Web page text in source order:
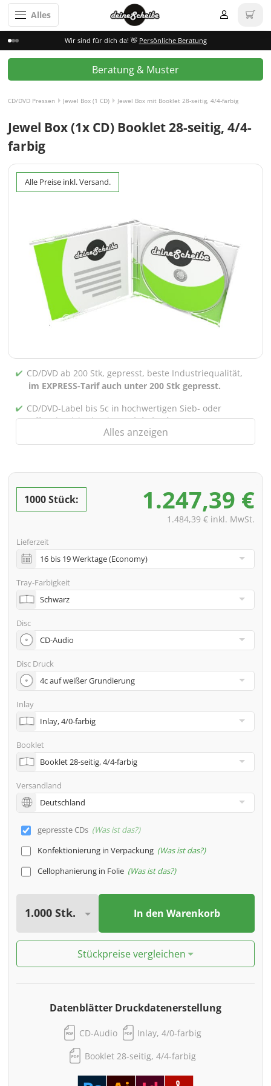
Alles
Wir sind für dich da! 👋 Persönliche Beratung
Beratung & Muster
CD/DVD Pressen Jewel Box (1 CD) Jewel Box mit Booklet 28-seitig, 4/4-farbig
Jewel Box (1x CD) Booklet 28-seitig, 4/4-
farbig
Alle Preise inkl. Versand.
CD/DVD ab 200 Stk, gepresst, beste Industriequalität,
im EXPRESS-Tarif auch unter 200 Stk gepresst.
CD/DVD-Label bis 5c in hochwertigen Sieb- oder
Offsetdruck bedruckt,auch bei gebrannten CDs/DVDs
inkl. PREMIUM Datencheck (Überprüfung der Daten ink.
Screenproof bzw. PDF-Ansichtsdatei vorab zur
inkl. Glasmaster (bei Pressung) & Versand an eine
Adresse
Viele weitere Möglichkeiten wie 2. Lieferadressen,
Neutraler Versand usw. gern auf Anfrage
Alles anzeigen
1000 Stück: 1.247,39 €
1.484,39 € inkl. MwSt.
Lieferzeit
Tray-Farbigkeit
Disc
Disc Druck
Inlay
Booklet
Versandland
gepresste CDs Was ist das?
Konfektionierung in Verpackung Was ist das?
Cellophanierung in Folie Was ist das?
In den Warenkorb
Stückpreise vergleichen
Datenblätter Druckdatenerstellung
CD-Audio Inlay, 4/0-farbig
Booklet 28-seitig, 4/4-farbig